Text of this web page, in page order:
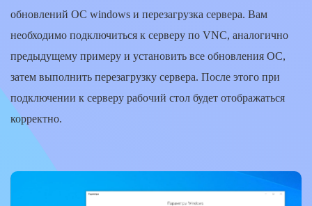
обновлений ОС windows и перезагрузка сервера. Вам
необходимо подключиться к серверу по VNC, аналогично
предыдущему примеру и установить все обновления ОС,
затем выполнить перезагрузку сервера. После этого при
подключении к серверу рабочий стол будет отображаться
корректно.